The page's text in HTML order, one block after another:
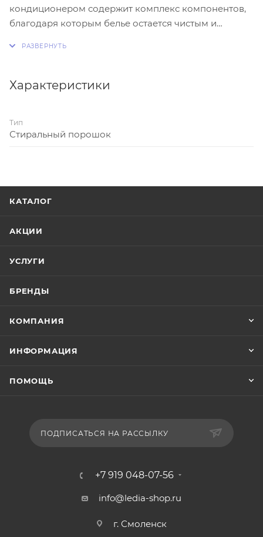
кондиционером содержит комплекс компонентов,
благодаря которым белье остается чистым и
содержит фосфатов.
Характеристики
Тип
Стиральный порошок
КАТАЛОГ
АКЦИИ
УСЛУГИ
БРЕНДЫ
КОМПАНИЯ
ИНФОРМАЦИЯ
ПОМОЩЬ
ПОДПИСАТЬСЯ НА РАССЫЛКУ
+7 919 048-07-56
info@ledia-shop.ru
г. Смоленск